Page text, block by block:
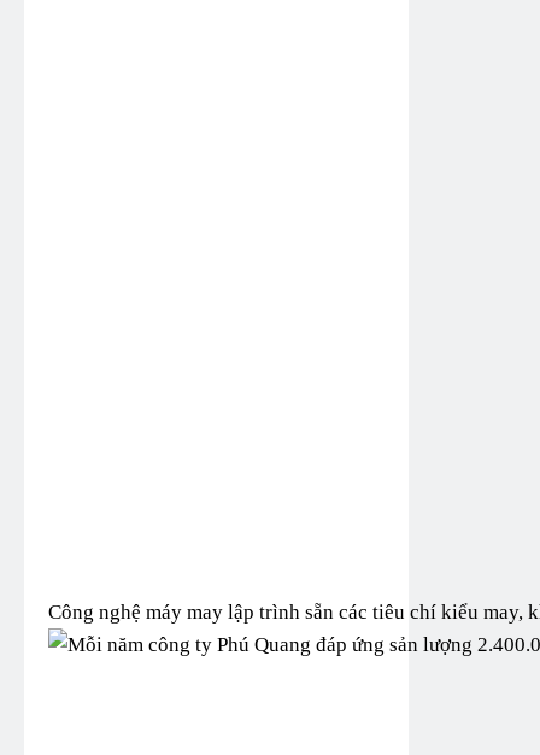
Công nghệ máy may lập trình sẵn các tiêu chí kiểu may,